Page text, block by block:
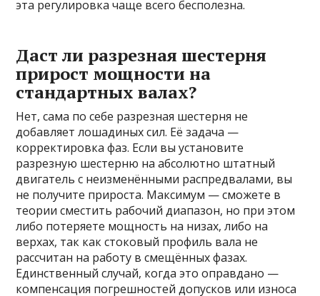
эта регулировка чаще всего бесполезна.
Даст ли разрезная шестерня
прирост мощности на
стандартных валах?
Нет, сама по себе разрезная шестерня не
добавляет лошадиных сил. Её задача —
корректировка фаз. Если вы установите
разрезную шестерню на абсолютно штатный
двигатель с неизменёнными распредвалами, вы
не получите прироста. Максимум — сможете в
теории сместить рабочий диапазон, но при этом
либо потеряете мощность на низах, либо на
верхах, так как стоковый профиль вала не
рассчитан на работу в смещённых фазах.
Единственный случай, когда это оправдано —
компенсация погрешностей допусков или износа